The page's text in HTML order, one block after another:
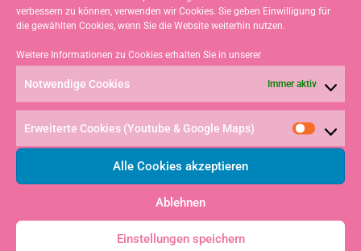
verbessern zu können, verwenden wir Cookies. Sie geben Einwilligung für
die gewählten Cookies, wenn Sie die Website weiterhin nutzen.
Weitere Informationen zu Cookies erhalten Sie in unserer
Notwendige Cookies Immer aktiv
Erweiterte Cookies (Youtube & Google Maps)
Alle Cookies akzeptieren
Ablehnen
Einstellungen speichern
VORHERIGER
19. Int. Kuhschellenregatta für Laser (aktualisiert)
NÄCHSTER
3. Platz beim Südseecup für Lucas